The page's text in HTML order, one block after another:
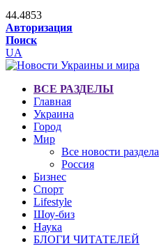
44.4853
Авторизация
Поиск
UA
ВСЕ РАЗДЕЛЫ
Главная
Украина
Город
Мир
Все новости раздела
Россия
Бизнес
Спорт
Lifestyle
Шоу-биз
Наука
БЛОГИ ЧИТАТЕЛЕЙ